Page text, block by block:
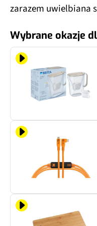
zarazem uwielbiana
Wybrane okazje